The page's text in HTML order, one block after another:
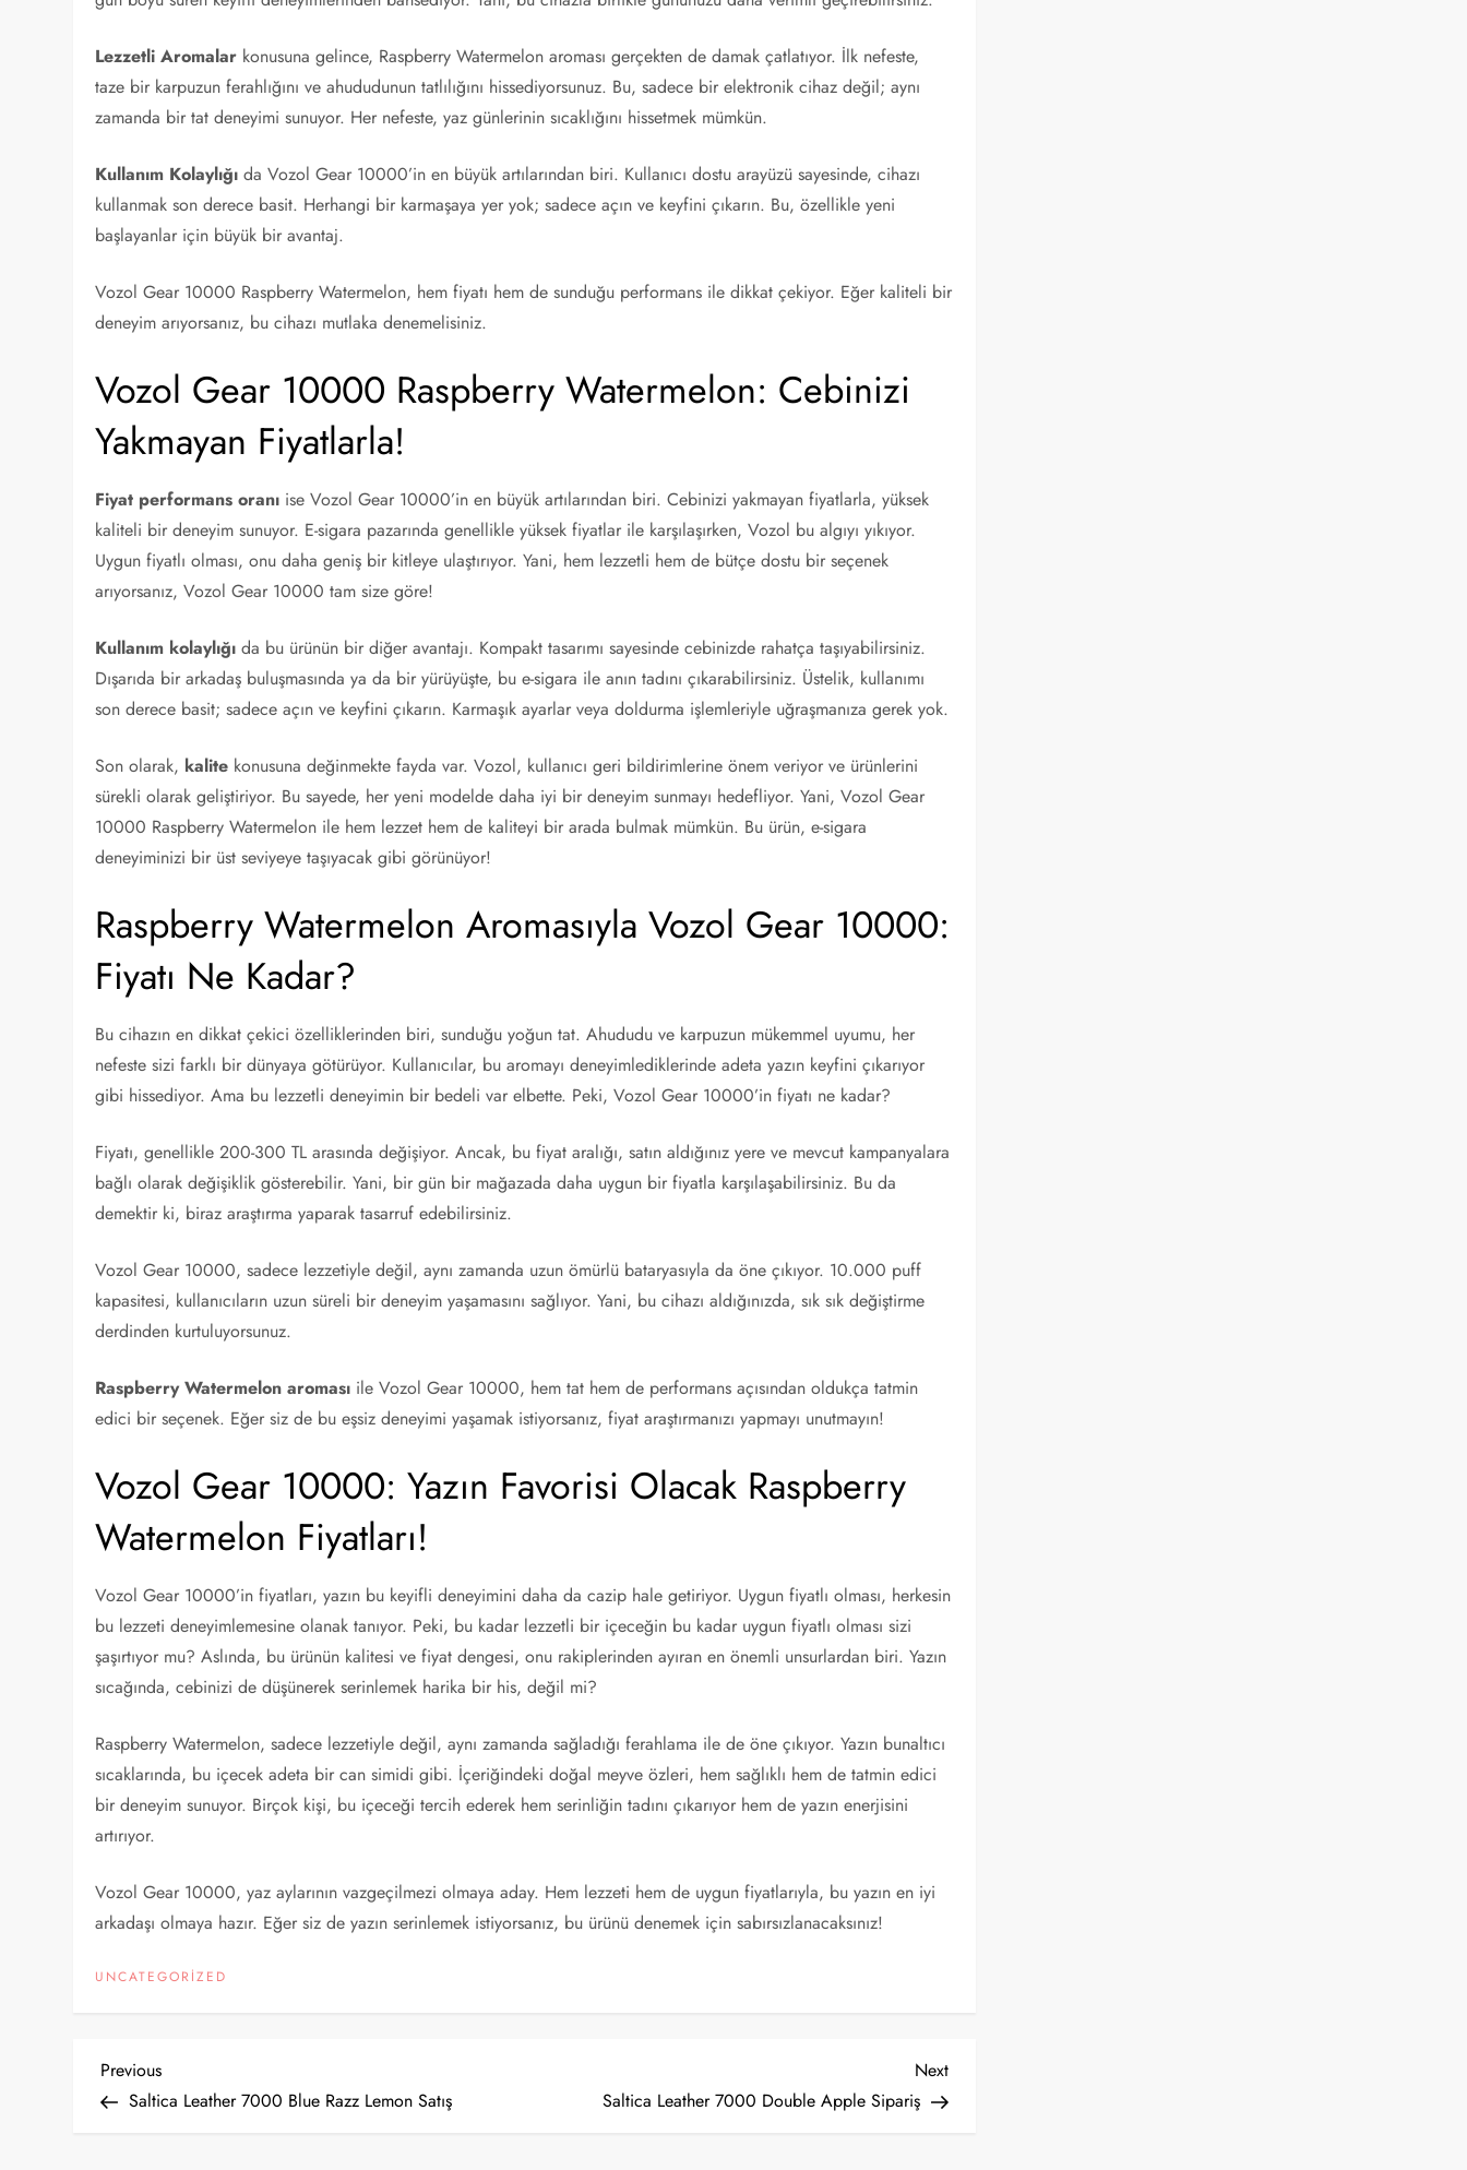
Lezzetli Aromalar konusuna gelince, Raspberry Watermelon aroması gerçekten de damak çatlatıyor. İlk nefeste,
taze bir karpuzun ferahlığını ve ahududunun tatlılığını hissediyorsunuz. Bu, sadece bir elektronik cihaz değil; aynı
zamanda bir tat deneyimi sunuyor. Her nefeste, yaz günlerinin sıcaklığını hissetmek mümkün.
Kullanım Kolaylığı da Vozol Gear 10000’in en büyük artılarından biri. Kullanıcı dostu arayüzü sayesinde, cihazı
kullanmak son derece basit. Herhangi bir karmaşaya yer yok; sadece açın ve keyfini çıkarın. Bu, özellikle yeni
başlayanlar için büyük bir avantaj.
Vozol Gear 10000 Raspberry Watermelon, hem fiyatı hem de sunduğu performans ile dikkat çekiyor. Eğer kaliteli bir
deneyim arıyorsanız, bu cihazı mutlaka denemelisiniz.
Vozol Gear 10000 Raspberry Watermelon: Cebinizi
Yakmayan Fiyatlarla!
Fiyat performans oranı ise Vozol Gear 10000’in en büyük artılarından biri. Cebinizi yakmayan fiyatlarla, yüksek
kaliteli bir deneyim sunuyor. E-sigara pazarında genellikle yüksek fiyatlar ile karşılaşırken, Vozol bu algıyı yıkıyor.
Uygun fiyatlı olması, onu daha geniş bir kitleye ulaştırıyor. Yani, hem lezzetli hem de bütçe dostu bir seçenek
arıyorsanız, Vozol Gear 10000 tam size göre!
Kullanım kolaylığı da bu ürünün bir diğer avantajı. Kompakt tasarımı sayesinde cebinizde rahatça taşıyabilirsiniz.
Dışarıda bir arkadaş buluşmasında ya da bir yürüyüşte, bu e-sigara ile anın tadını çıkarabilirsiniz. Üstelik, kullanımı
son derece basit; sadece açın ve keyfini çıkarın. Karmaşık ayarlar veya doldurma işlemleriyle uğraşmanıza gerek yok.
Son olarak, kalite konusuna değinmekte fayda var. Vozol, kullanıcı geri bildirimlerine önem veriyor ve ürünlerini
sürekli olarak geliştiriyor. Bu sayede, her yeni modelde daha iyi bir deneyim sunmayı hedefliyor. Yani, Vozol Gear
10000 Raspberry Watermelon ile hem lezzet hem de kaliteyi bir arada bulmak mümkün. Bu ürün, e-sigara
deneyiminizi bir üst seviyeye taşıyacak gibi görünüyor!
Raspberry Watermelon Aromasıyla Vozol Gear 10000:
Fiyatı Ne Kadar?
Bu cihazın en dikkat çekici özelliklerinden biri, sunduğu yoğun tat. Ahududu ve karpuzun mükemmel uyumu, her
nefeste sizi farklı bir dünyaya götürüyor. Kullanıcılar, bu aromayı deneyimlediklerinde adeta yazın keyfini çıkarıyor
gibi hissediyor. Ama bu lezzetli deneyimin bir bedeli var elbette. Peki, Vozol Gear 10000’in fiyatı ne kadar?
Fiyatı, genellikle 200-300 TL arasında değişiyor. Ancak, bu fiyat aralığı, satın aldığınız yere ve mevcut kampanyalara
bağlı olarak değişiklik gösterebilir. Yani, bir gün bir mağazada daha uygun bir fiyatla karşılaşabilirsiniz. Bu da
demektir ki, biraz araştırma yaparak tasarruf edebilirsiniz.
Vozol Gear 10000, sadece lezzetiyle değil, aynı zamanda uzun ömürlü bataryasıyla da öne çıkıyor. 10.000 puff
kapasitesi, kullanıcıların uzun süreli bir deneyim yaşamasını sağlıyor. Yani, bu cihazı aldığınızda, sık sık değiştirme
derdinden kurtuluyorsunuz.
Raspberry Watermelon aroması ile Vozol Gear 10000, hem tat hem de performans açısından oldukça tatmin
edici bir seçenek. Eğer siz de bu eşsiz deneyimi yaşamak istiyorsanız, fiyat araştırmanızı yapmayı unutmayın!
Vozol Gear 10000: Yazın Favorisi Olacak Raspberry
Watermelon Fiyatları!
Vozol Gear 10000’in fiyatları, yazın bu keyifli deneyimini daha da cazip hale getiriyor. Uygun fiyatlı olması, herkesin
bu lezzeti deneyimlemesine olanak tanıyor. Peki, bu kadar lezzetli bir içeceğin bu kadar uygun fiyatlı olması sizi
şaşırtıyor mu? Aslında, bu ürünün kalitesi ve fiyat dengesi, onu rakiplerinden ayıran en önemli unsurlardan biri. Yazın
sıcağında, cebinizi de düşünerek serinlemek harika bir his, değil mi?
Raspberry Watermelon, sadece lezzetiyle değil, aynı zamanda sağladığı ferahlama ile de öne çıkıyor. Yazın bunaltıcı
sıcaklarında, bu içecek adeta bir can simidi gibi. İçeriğindeki doğal meyve özleri, hem sağlıklı hem de tatmin edici
bir deneyim sunuyor. Birçok kişi, bu içeceği tercih ederek hem serinliğin tadını çıkarıyor hem de yazın enerjisini
artırıyor.
Vozol Gear 10000, yaz aylarının vazgeçilmezi olmaya aday. Hem lezzeti hem de uygun fiyatlarıyla, bu yazın en iyi
arkadaşı olmaya hazır. Eğer siz de yazın serinlemek istiyorsanız, bu ürünü denemek için sabırsızlanacaksınız!
UNCATEGORIZED
Y
Previous
Post
Previous
Saltica Leather 7000 Blue Razz Lemon Satış
Next
Post
Next
Saltica Leather 7000 Double Apple Sipariş